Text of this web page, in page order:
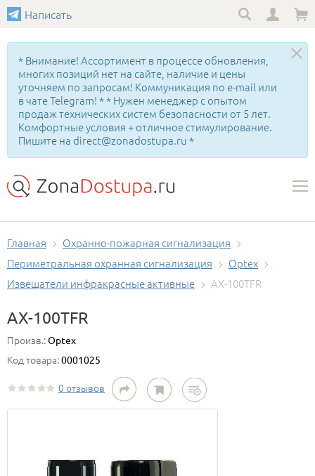
Написать
* Внимание! Ассортимент в процессе обновления,
многих позиций нет на сайте, наличие и цены
уточняем по запросам! Коммуникация по e-mail или
в чате Telegram! * * Нужен менеджер с опытом
продаж технических систем безопасности от 5 лет.
Комфортные условия + отличное стимулирование.
Пишите на direct@zonadostupa.ru *
Главная
Охранно-пожарная сигнализация
Периметральная охранная сигнализация
Optex
Извещатели инфракрасные активные
AX-100TFR
AX-100TFR
Произв.:Optex
Код товара:0001025
0 отзывов